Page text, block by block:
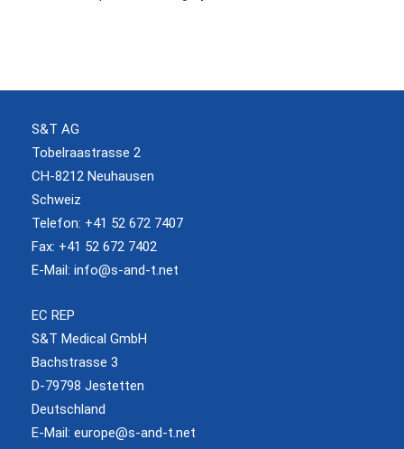
S&T AG
Tobelraastrasse 2
CH-8212 Neuhausen
Schweiz
Telefon: +41 52 672 7407
Fax: +41 52 672 7402
E-Mail: info@s-and-t.net
EC REP
S&T Medical GmbH
Bachstrasse 3
D-79798 Jestetten
Deutschland
E-Mail: europe@s-and-t.net